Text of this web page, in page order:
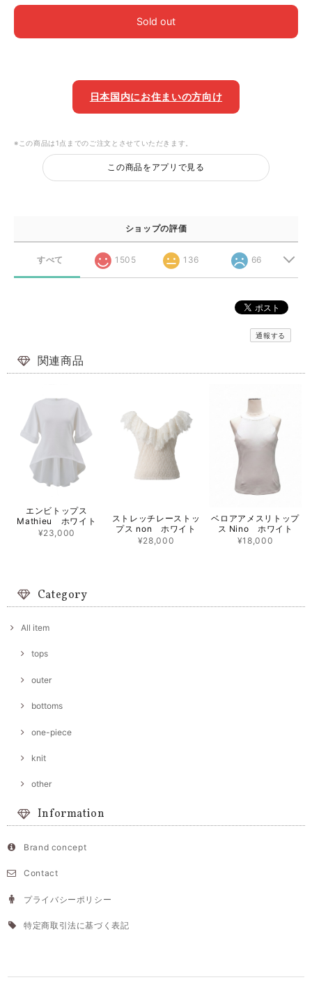
Sold out
日本国内にお住まいの方向け
※この商品は1点までのご注文とさせていただきます。
この商品をアプリで見る
ショップの評価
すべて 1505 136 66
通報する
関連商品
エンビトップス
Mathieu ホワイト
¥23,000
ストレッチレーストッ
プス non ホワイト
¥28,000
ベロアアメスリトップ
ス Nino ホワイト
¥18,000
Category
All item
tops
outer
bottoms
one-piece
knit
other
Information
Brand concept
Contact
プライバシーポリシー
特定商取引法に基づく表記